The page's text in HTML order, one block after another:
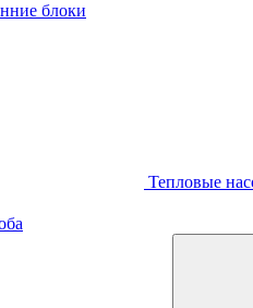
блоки
Тепловые